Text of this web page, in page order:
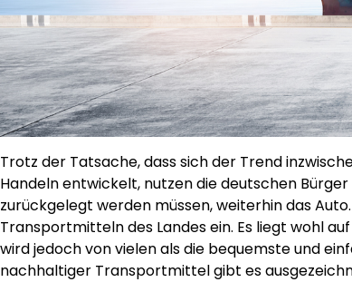
Trotz der Tatsache, dass sich der Trend
Handeln entwickelt, nutzen die deutschen
zurückgelegt werden müssen, weiterhin das
Transportmitteln des Landes ein. Es liegt wohl
wird jedoch von vielen als die bequemste und
nachhaltiger Transportmittel gibt es